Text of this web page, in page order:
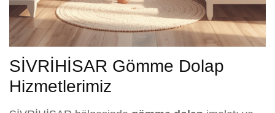
SİVRİHİSAR Gömme Dolap
Hizmetlerimiz